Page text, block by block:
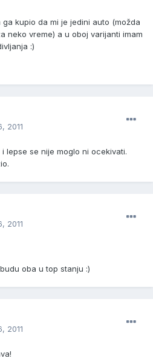
kupio da mi je jedini auto (možda
neko vreme) a u oboj varijanti imam
:)
2011
lepse se nije moglo ni ocekivati.
2011
oba u top stanju :)
2011